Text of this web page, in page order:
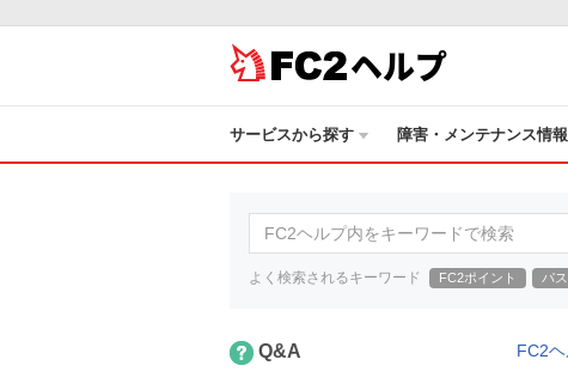
ヘルプ
サービスから探す 障害・メンテナンス情報
よく検索されるキーワード FC2ポイント パ
FC2
Q&A